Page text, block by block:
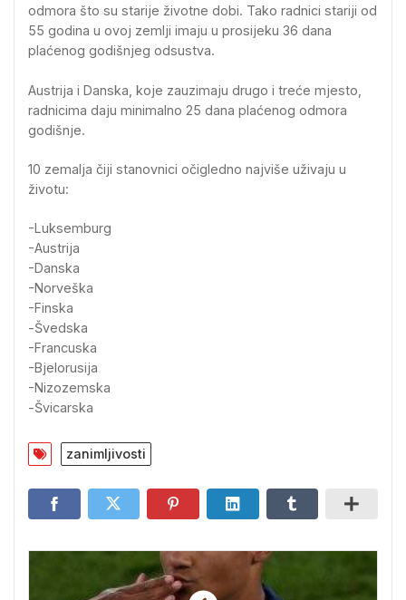
odmora što su starije životne dobi. Tako radnici stariji od
55 godina u ovoj zemlji imaju u prosijeku 36 dana
plaćenog godišnjeg odsustva.
Austrija i Danska, koje zauzimaju drugo i treće mjesto,
radnicima daju minimalno 25 dana plaćenog odmora
godišnje.
10 zemalja čiji stanovnici očigledno najviše uživaju u
životu:
-Luksemburg
-Austrija
-Danska
-Norveška
-Finska
-Švedska
-Francuska
-Bjelorusija
-Nizozemska
-Švicarska
zanimljivosti